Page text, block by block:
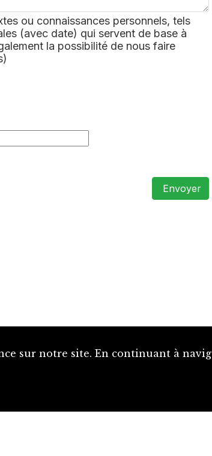
ou connaissances personnels, tels
(avec date) qui servent de base à
la possibilité de nous faire
Envoyer
sur notre site. En continuant à